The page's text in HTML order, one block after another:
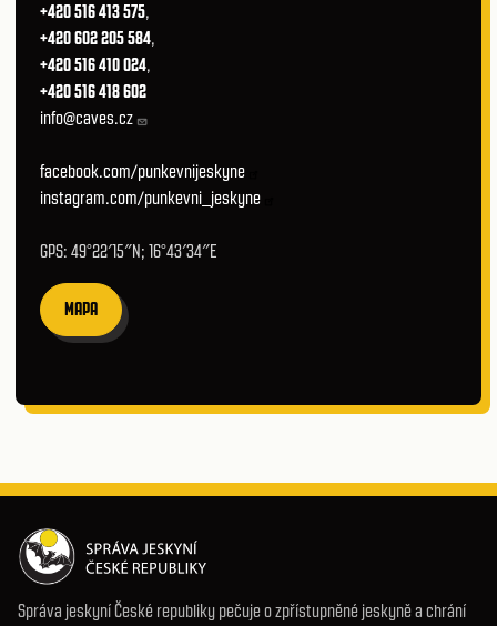
+420 516 413 575,
+420 602 205 584,
+420 516 410 024,
+420 516 418 602
info@caves.cz
facebook.com/punkevnijeskyne
instagram.com/punkevni_jeskyne
GPS: 49°22′15″N; 16°43′34″E
MAPA
Správa jeskyní České republiky pečuje o zpřístupněné jeskyně a chrání